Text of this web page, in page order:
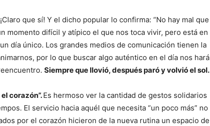
¡Claro que sí! Y el dicho popular lo confirma: “No hay mal que
momento difícil y atípico el que nos toca vivir, pero está en
día único. Los grandes medios de comunicación tienen la
por lo que buscar algo auténtico en el día nos hará
Siempre que llovió, después paró y volvió el sol.
corazón”.Es hermoso ver la cantidad de gestos solidarios
El servicio hacia aquél que necesita “un poco más” no
por el corazón hicieron de la nueva rutina un espacio de